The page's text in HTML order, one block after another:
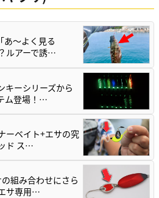
あ〜よく見る
ルアーで誘…
キーシリーズから
ム登場！…
ーベイト+エサの究
ド ス…
の組み合わせにさら
サ専用…